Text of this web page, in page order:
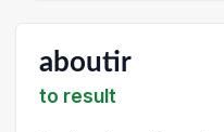
aboutir
to result